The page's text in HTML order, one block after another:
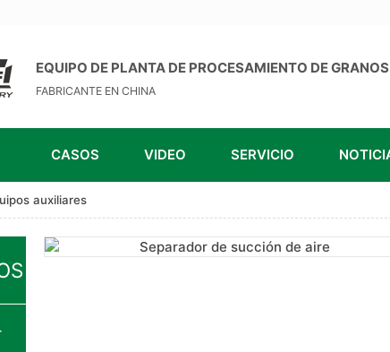
EQUIPO DE PLANTA DE PROCESAMIENTO DE GRANOS
FABRICANTE EN CHINA
CASOS VIDEO SERVICIO
auxiliares